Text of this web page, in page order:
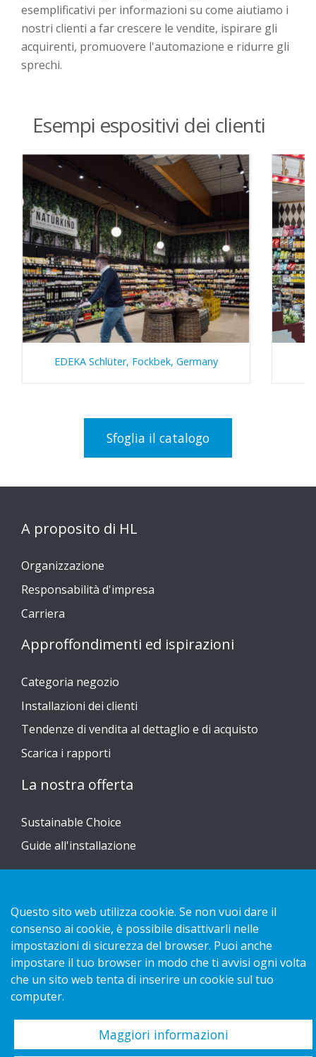
esemplificativi per informazioni su come aiutiamo i
nostri clienti a far crescere le vendite, ispirare gli
acquirenti, promuovere l'automazione e ridurre gli
sprechi.
Esempi espositivi dei clienti
EDEKA Schlüter, Fockbek, Germany
Sfoglia il catalogo
A proposito di HL
Organizzazione
Responsabilità d'impresa
Carriera
Approffondimenti ed ispirazioni
Categoria negozio
Installazioni dei clienti
Tendenze di vendita al dettaglio e di acquisto
Scarica i rapporti
La nostra offerta
Sustainable Choice
Guide all'installazione
Informativa sulla privacy
Cookies
Copyright 2026 HL Display AB. All rights reserved.
Questo sito web utilizza cookie. Se non vuoi dare il
consenso ai cookie, è possibile disattivarli nelle
impostazioni di sicurezza del browser. Puoi anche
impostare il tuo browser in modo che ti avvisi ogni volta
che un sito web tenta di inserire un cookie sul tuo
computer.
Maggiori informazioni